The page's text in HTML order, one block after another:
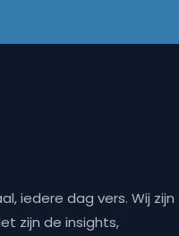
iedere dag vers. Wij zijn
zijn de insights,